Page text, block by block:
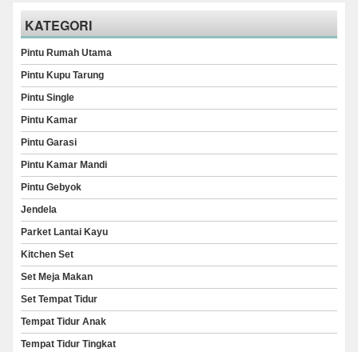
KATEGORI
Pintu Rumah Utama
Pintu Kupu Tarung
Pintu Single
Pintu Kamar
Pintu Garasi
Pintu Kamar Mandi
Pintu Gebyok
Jendela
Parket Lantai Kayu
Kitchen Set
Set Meja Makan
Set Tempat Tidur
Tempat Tidur Anak
Tempat Tidur Tingkat